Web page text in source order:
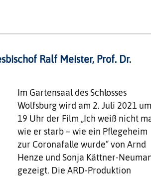
Ralf Meister, Prof. Dr.
Im Gartensaal des Schlosses
Wolfsburg wird am 2. Juli 2021
19 Uhr der Film „Ich weiß nicht
wie er starb – wie ein Pflegeheim
zur Coronafalle wurde“ von Arnd
Henze und Sonja Kättner-
gezeigt. Die ARD-Produktion